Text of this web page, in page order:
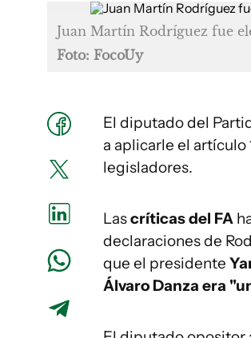
Juan Martín Rodríguez fue
Foto: FocoUy
El diputado del
a aplicarle el artículo
legisladores.
Lascríticas del FA
declaraciones de
que el presidente
Álvaro Danza era